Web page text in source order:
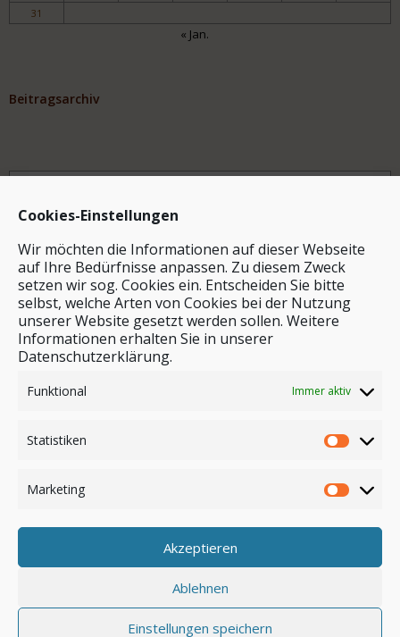
Cookies-Einstellungen
Wir möchten die Informationen auf dieser Webseite
auf Ihre Bedürfnisse anpassen. Zu diesem Zweck
setzen wir sog. Cookies ein. Entscheiden Sie bitte
selbst, welche Arten von Cookies bei der Nutzung
unserer Website gesetzt werden sollen. Weitere
Informationen erhalten Sie in unserer
Datenschutzerklärung.
Funktional Immer aktiv
Statistiken
Marketing
Akzeptieren
Ablehnen
Einstellungen speichern
31
« Jan.
Beitragsarchiv
Archiv
Stichwortsuche
Anmelden